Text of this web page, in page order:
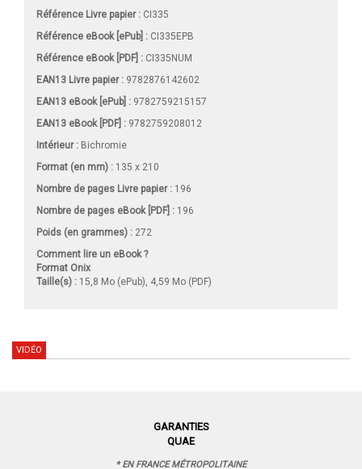
Référence Livre papier : CI335
Référence eBook [ePub] : CI335EPB
Référence eBook [PDF] : CI335NUM
EAN13 Livre papier : 9782876142602
EAN13 eBook [ePub] : 9782759215157
EAN13 eBook [PDF] : 9782759208012
Intérieur : Bichromie
Format (en mm) : 135 x 210
Nombre de pages Livre papier: 196
Nombre de pages eBook [PDF] : 196
Poids (en grammes) : 272
Comment lire un eBook ?
Format Onix
Taille(s) : 15,8 Mo (ePub), 4,59 Mo (PDF)
VIDÉO
GARANTIES
QUAE
* EN FRANCE MÉTROPOLITAINE